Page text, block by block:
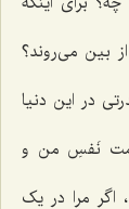
بین می‌روند؟
در این دنیا
نَفسِ من و
مرا در یک